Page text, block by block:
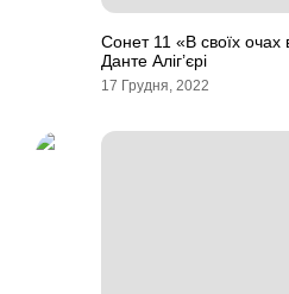
Сонет 11 «В своїх очах
Данте Аліг’єрі
17 Грудня, 2022